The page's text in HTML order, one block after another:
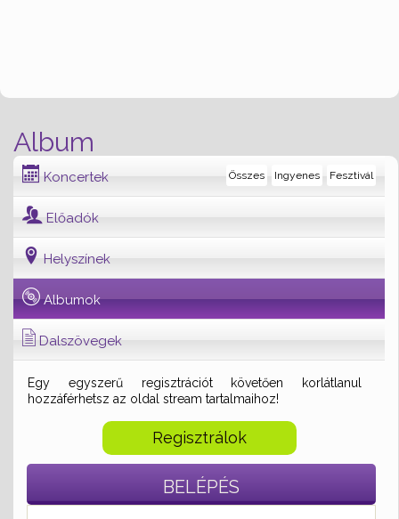
Album
Koncertek Fesztivál
Ingyenes
Összes
Előadók
Helyszínek
Albumok
Dalszövegek
Egy egyszerű regisztrációt követően korlátlanul
hozzáférhetsz az oldal stream tartalmaihoz!
Regisztrálok
BELÉPÉS